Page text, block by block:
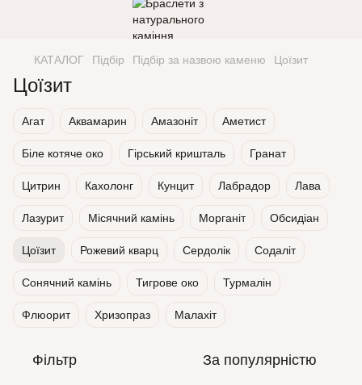
КАТАЛОГ Підбір Підбір за назвою каменю Цоїзит
Цоїзит
Агат Аквамарин Амазоніт Аметист
Біле котяче око Гірський кришталь Гранат
Цитрин Кахолонг Кунцит Лабрадор Лава
Лазурит Місячний камінь Морганіт Обсидіан
Цоїзит Рожевий кварц Сердолік Содаліт
Сонячний камінь Тигрове око Турмалін
Флюорит Хризопраз Малахіт
Фільтр За популярністю